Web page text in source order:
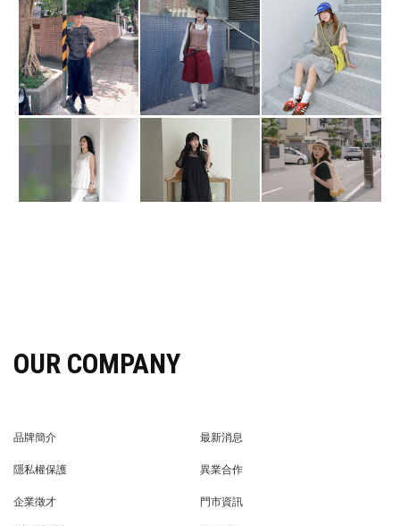
OUR COMPANY
品牌簡介
最新消息
隱私權保護
異業合作
企業徵才
門市資訊